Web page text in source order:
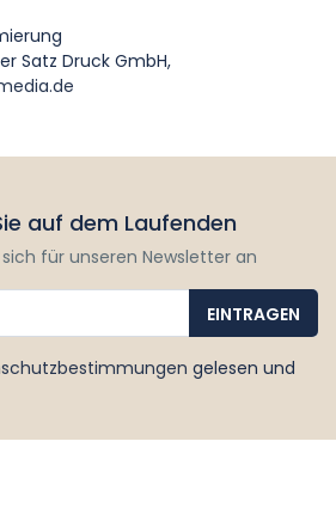
Satz Druck GmbH,
auf dem Laufenden
für unseren Newsletter an
gelesen und